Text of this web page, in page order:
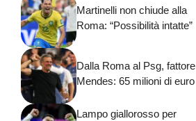
Martinelli non chiude alla
Roma: “Possibilità intatte”
Dalla Roma al Psg, fattore
Mendes: 65 milioni di euro
Lampo giallorosso per